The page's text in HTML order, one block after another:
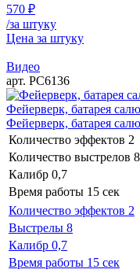
570 ₽
/за штуку
Цена за штуку
Видео
арт. РС6136
Фейерверк, батарея
Фейерверк, батарея
Количество эффектов 2
Количество выстрелов 8
Калибр 0,7
Время работы 15 сек
Количество эффектов 2
Выстрелы 8
Калибр 0,7
Время работы 15 сек